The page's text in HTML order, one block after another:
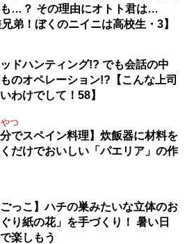
…？ その理由にオトト君は…
兄弟！ぼくのニイニは高校生・3】
ドハンティング!? でも会話の中
のオペレーション!?【こんな上司
わけでして！58】
つ
分でスペイン料理】炊飯器に材料を
だけでおいしい「パエリア」の作
ごっこ】ハチの巣みたいな立体のお
り紙の花」を手づくり！ 暑い日
楽しもう